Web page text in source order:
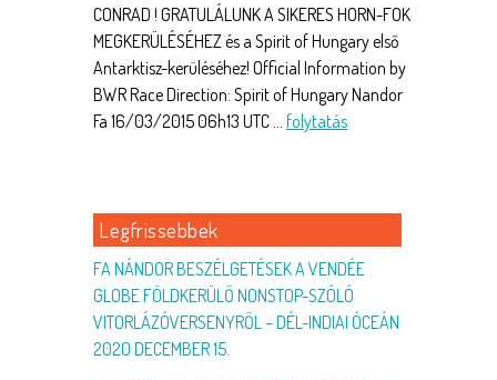
CONRAD ! GRATULÁLUNK A SIKERES HORN-FOK
MEGKERÜLÉSÉHEZ és a Spirit of Hungary első
Antarktisz-kerüléséhez! Official Information by
BWR Race Direction: Spirit of Hungary Nandor
Fa 16/03/2015 06h13 UTC … folytatás
Legfrissebbek
FA NÁNDOR BESZÉLGETÉSEK A VENDÉE
GLOBE FÖLDKERÜLŐ NONSTOP-SZÓLÓ
VITORLÁZÓVERSENYRŐL – DÉL-INDIAI ÓCEÁN
2020 DECEMBER 15.